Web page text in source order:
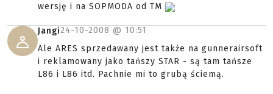
wersję i na SOPMODA od TM
Jangi24-10-2008 @ 10:51
Ale ARES sprzedawany jest także na gunnerairsoft
i reklamowany jako tańszy STAR - są tam tańsze
L86 i L86 itd. Pachnie mi to grubą ściemą.